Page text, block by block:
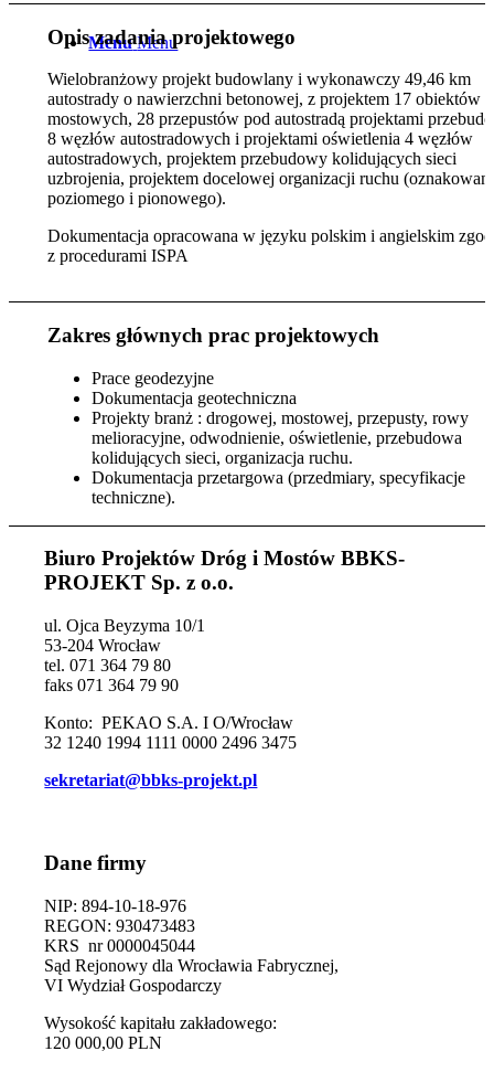
Menu Menu
Opis zadania projektowego
Wielobranżowy projekt budowlany i wykonawczy 49,46 km
autostrady o nawierzchni betonowej, z projektem 17 obiektów
mostowych, 28 przepustów pod autostradą projektami
8 węzłów autostradowych i projektami oświetlenia 4 węzłów
autostradowych, projektem przebudowy kolidujących sieci
uzbrojenia, projektem docelowej organizacji ruchu
poziomego i pionowego).
Dokumentacja opracowana w języku polskim i angielskim
z procedurami ISPA
Zakres głównych prac projektowych
Prace geodezyjne
Dokumentacja geotechniczna
Projekty branż : drogowej, mostowej, przepusty, rowy
melioracyjne, odwodnienie, oświetlenie, przebudowa
kolidujących sieci, organizacja ruchu.
Dokumentacja przetargowa (przedmiary, specyfikacje
techniczne).
Biuro Projektów Dróg i Mostów BBKS-
PROJEKT Sp. z o.o.
ul. Ojca Beyzyma 10/1
53-204 Wrocław
tel. 071 364 79 80
faks 071 364 79 90
Konto: PEKAO S.A. I O/Wrocław
32 1240 1994 1111 0000 2496 3475
sekretariat@bbks-projekt.pl
Dane firmy
NIP: 894-10-18-976
REGON: 930473483
KRS nr 0000045044
Sąd Rejonowy dla Wrocławia Fabrycznej,
VI Wydział Gospodarczy
Wysokość kapitału zakładowego:
120 000,00 PLN